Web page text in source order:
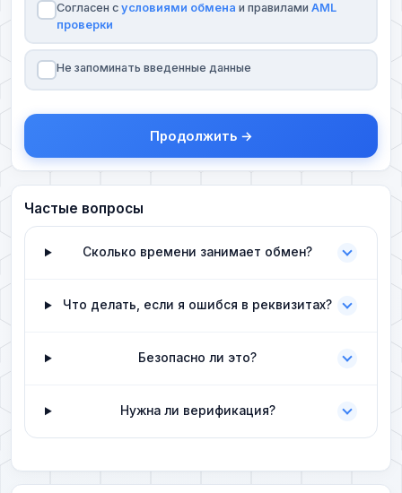
Согласен с условиями обмена и правилами AML
проверки
Не запоминать введенные данные
Продолжить →
Частые вопросы
Сколько времени занимает обмен?
Что делать, если я ошибся в реквизитах?
Безопасно ли это?
Нужна ли верификация?